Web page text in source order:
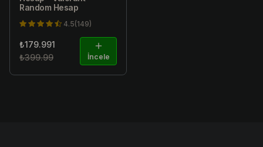
Random Hesap
4.5(149)
₺179.991
₺399.99
İncele